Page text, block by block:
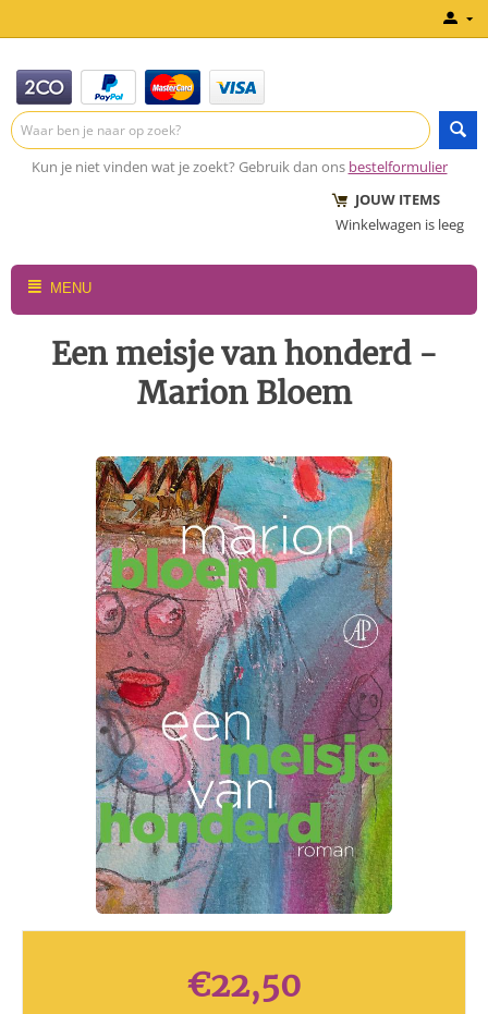
Kun je niet vinden wat je zoekt? Gebruik dan ons bestelformulier
JOUW ITEMS
Winkelwagen is leeg
MENU
Een meisje van honderd -
Marion Bloem
€22,50